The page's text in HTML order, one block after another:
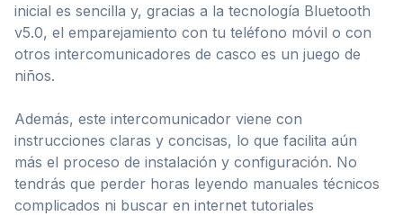
inicial es sencilla y, gracias a la tecnología Bluetooth
v5.0, el emparejamiento con tu teléfono móvil o con
otros intercomunicadores de casco es un juego de
niños.
Además, este intercomunicador viene con
instrucciones claras y concisas, lo que facilita aún
más el proceso de instalación y configuración. No
tendrás que perder horas leyendo manuales técnicos
complicados ni buscar en internet tutoriales